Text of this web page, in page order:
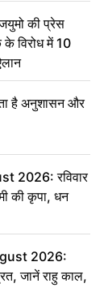
की प्रेस
विरोध में 10
है अनुशासन और
2026: रविवार
की कृपा, धन
2026:
जानें राहु काल,